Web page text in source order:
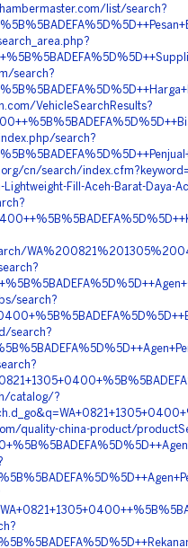
list/search?
search?
VehicleSearchResults?
search?
cn/search/
Fill-Aceh-Barat-Daya-
search?
search?
catalog/?
quality-china-product/